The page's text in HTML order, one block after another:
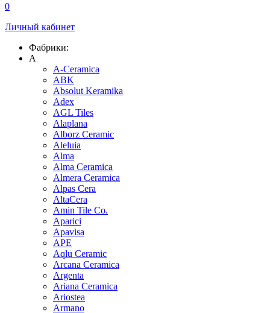
0
Личный кабинет
Фабрики:
A
A-Ceramica
ABK
Absolut Keramika
Adex
AGL Tiles
Alaplana
Alborz Ceramic
Aleluia
Alma
Alma Ceramica
Almera Ceramica
Alpas Cera
AltaCera
Amin Tile Co.
Aparici
Apavisa
APE
Aqlu Ceramic
Arcana Ceramica
Argenta
Ariana Ceramica
Ariostea
Armano